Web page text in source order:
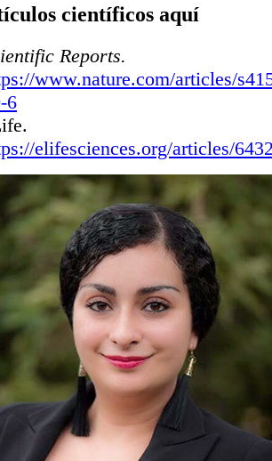
científicos aquí
Reports.
www.nature.com/articles/
6
elifesciences.org/articles/